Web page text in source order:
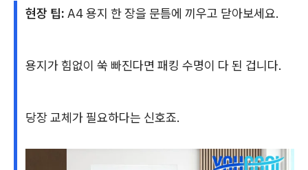
현장 팁: A4 용지 한 장을 문틈에 끼우고 닫아보세요.
용지가 힘없이 쑥 빠진다면 패킹 수명이 다 된 겁니다.
당장 교체가 필요하다는 신호죠.